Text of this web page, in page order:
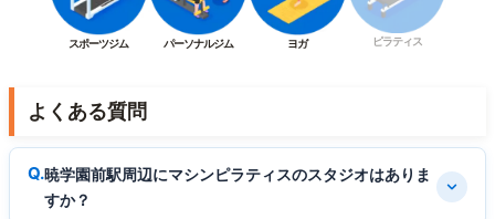
スポーツジム パーソナルジム ヨガ ピラティス
よくある質問
暁学園前駅周辺にマシンピラティスのスタジオはありま
すか？